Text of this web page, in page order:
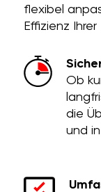
flexibel
Effizienz
Ob
die
und